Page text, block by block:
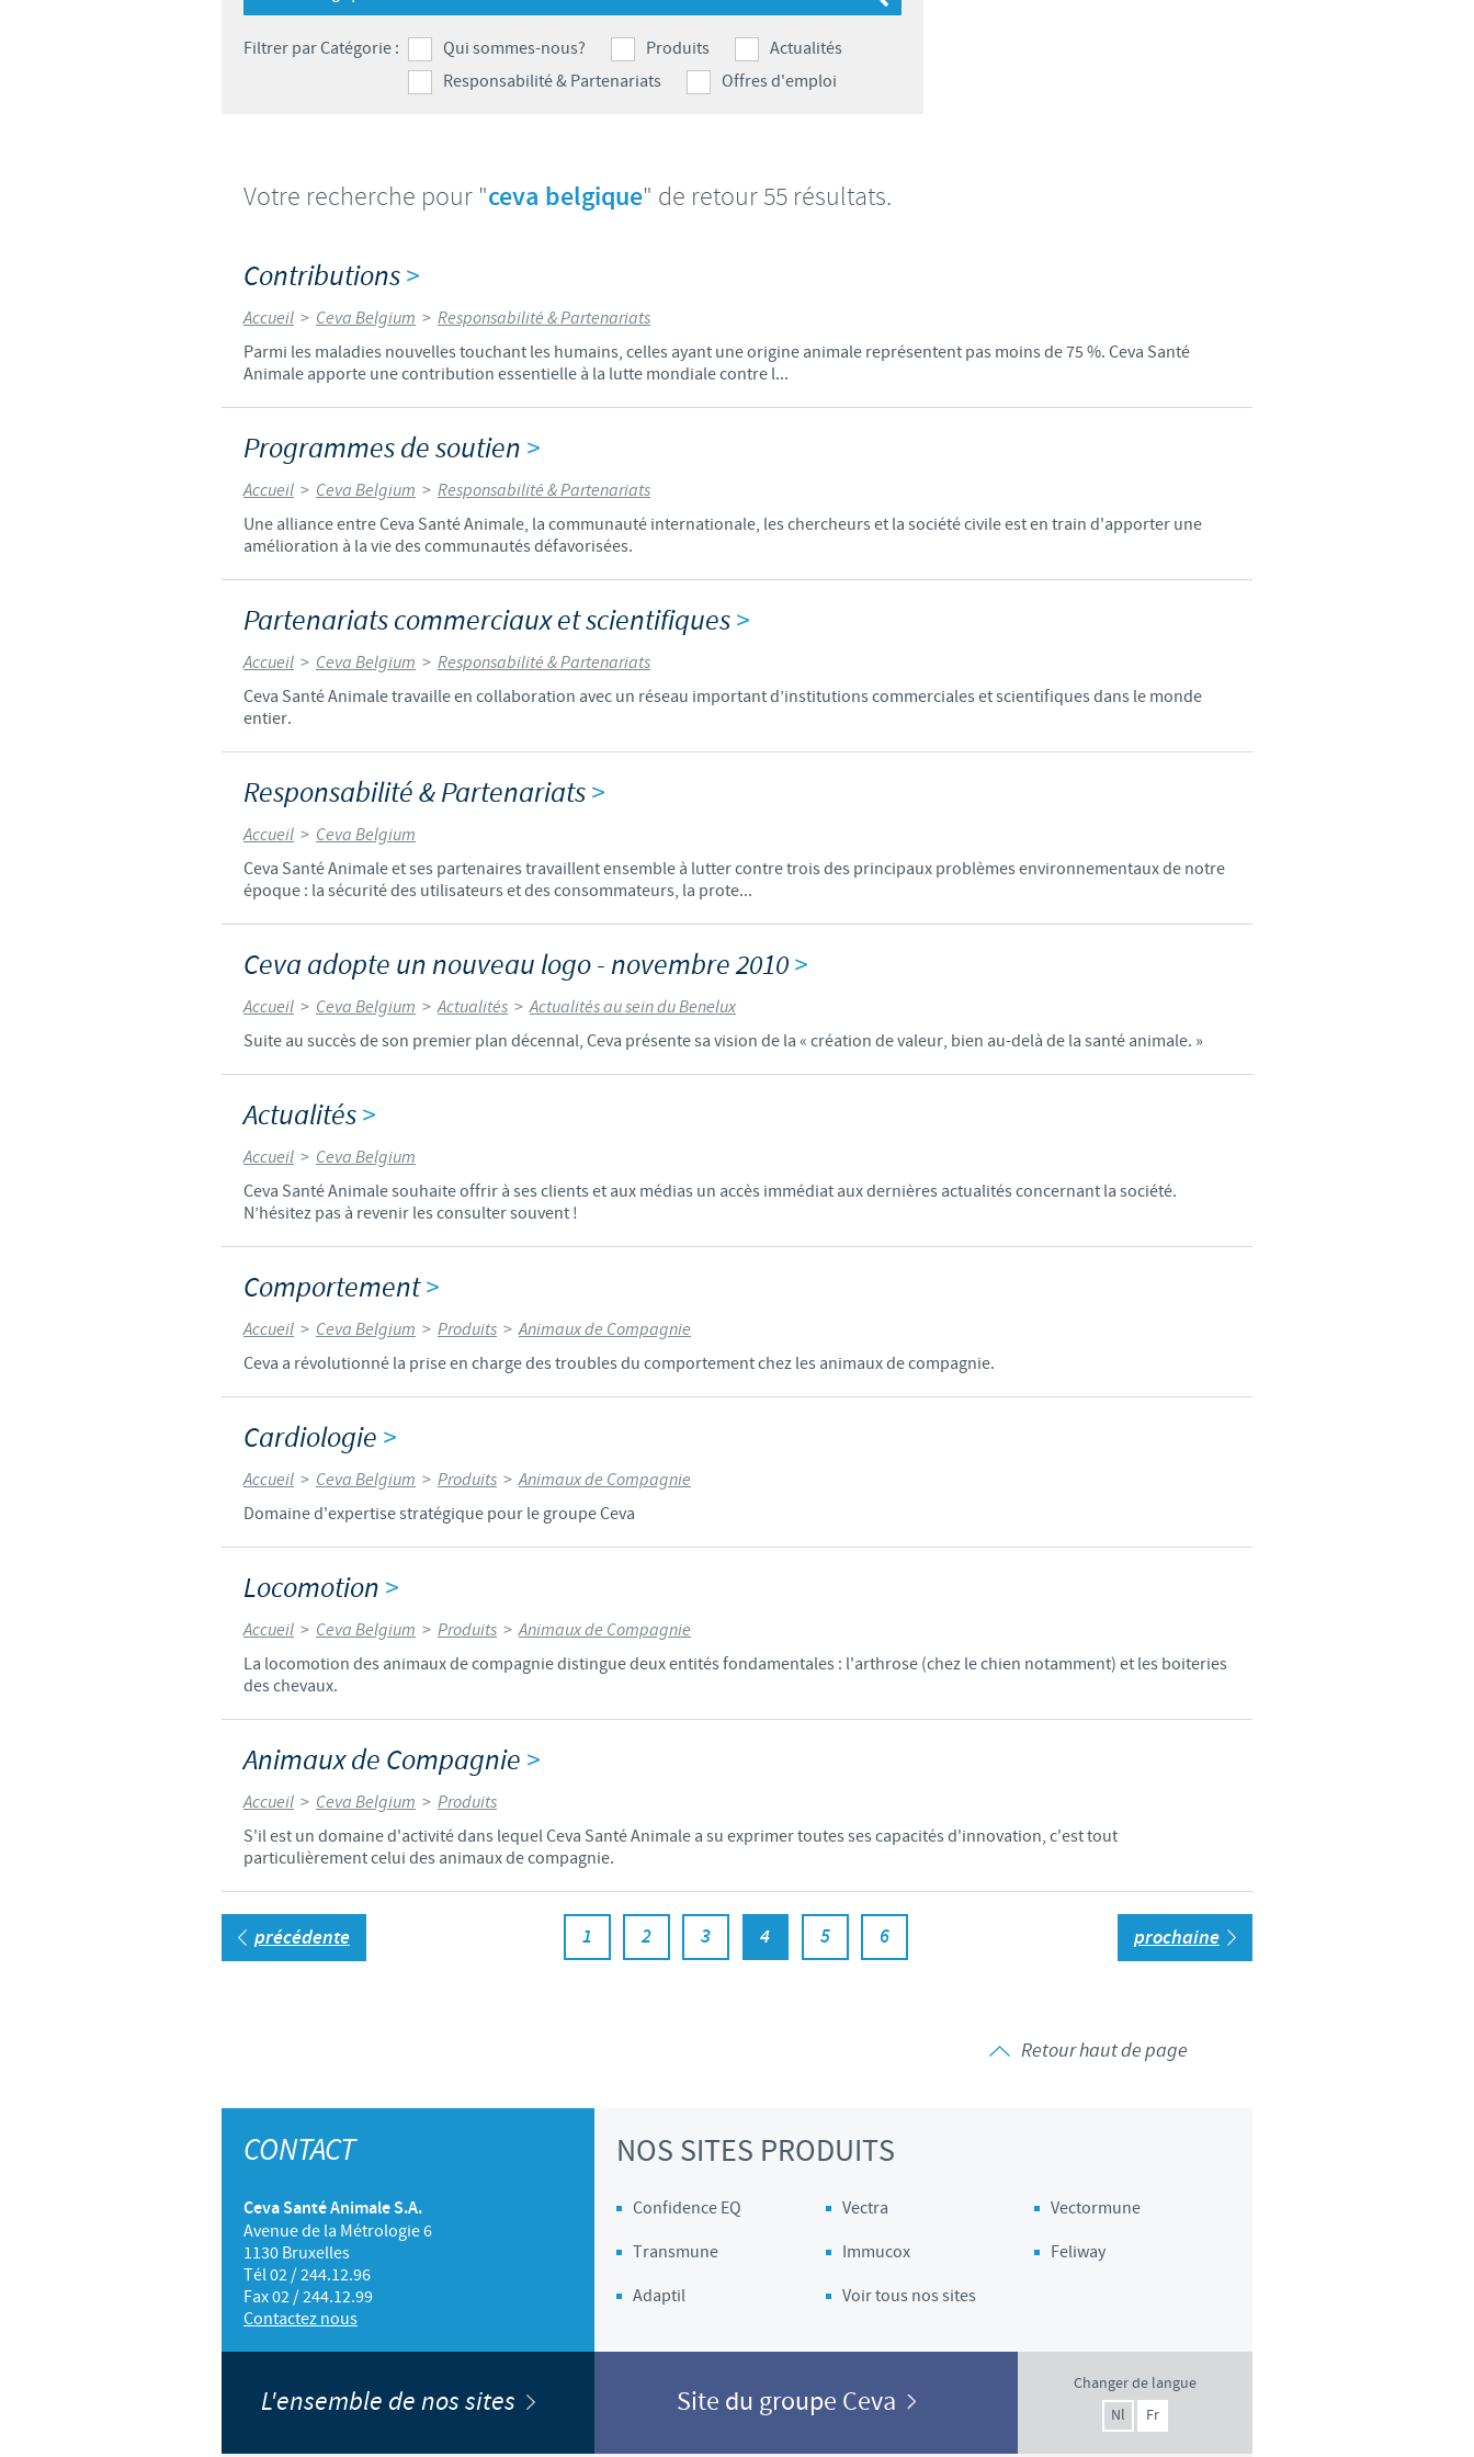
Bulgaria
Denmark
Egypt
Korea
Vous quittez le site pays pour accéder à un autre site du groupe.
Les contraintes réglementaires et les pratiques médicales varient d'un pays à un autre. En
conséquence, les informations disponibles du site sur lequel vous entrez pourraient ne pas être
Filtrer par Catégorie : Qui sommes-nous? Produits
Actualités
Responsabilité & Partenariats
Offres d'emploi
Votre recherche pour "ceva belgique" de retour 55 résultats.
Contributions>
Accueil > Ceva Belgium > Responsabilité & Partenariats
Parmi les maladies nouvelles touchant les humains, celles ayant une origine animale représentent pas moins de 75 %. Ceva Santé
Animale apporte une contribution essentielle à la lutte mondiale contre l...
Programmes de soutien >
Accueil > Ceva Belgium > Responsabilité & Partenariats
Une alliance entre Ceva Santé Animale, la communauté internationale, les chercheurs et la société civile est en train d'apporter une
amélioration à la vie des communautés défavorisées.
Partenariats commerciaux et scientifiques>
Accueil > Ceva Belgium > Responsabilité & Partenariats
Ceva Santé Animale travaille en collaboration avec un réseau important d’institutions commerciales et scientifiques dans le monde
entier.
Responsabilité & Partenariats>
Accueil > Ceva Belgium
Ceva Santé Animale et ses partenaires travaillent ensemble à lutter contre trois des principaux problèmes environnementaux de notre
époque : la sécurité des utilisateurs et des consommateurs, la prote...
Ceva adopte un nouveau logo - novembre 2010>
Accueil > Ceva Belgium > Actualités > Actualités au sein du Benelux
Suite au succès de son premier plan décennal, Ceva présente sa vision de la « création de valeur, bien au-delà de la santé animale. »
Actualités>
Accueil > Ceva Belgium
Ceva Santé Animale souhaite offrir à ses clients et aux médias un accès immédiat aux dernières actualités concernant la société.
N’hésitez pas à revenir les consulter souvent !
Comportement>
Accueil > Ceva Belgium > Produits > Animaux de Compagnie
Ceva a révolutionné la prise en charge des troubles du comportement chez les animaux de compagnie.
Cardiologie >
Accueil > Ceva Belgium > Produits > Animaux de Compagnie
Domaine d'expertise stratégique pour le groupe Ceva
Locomotion >
Accueil > Ceva Belgium > Produits > Animaux de Compagnie
La locomotion des animaux de compagnie distingue deux entités fondamentales : l'arthrose (chez le chien notamment) et les boiteries
des chevaux.
Animaux de Compagnie >
Accueil > Ceva Belgium > Produits
S'il est un domaine d'activité dans lequel Ceva Santé Animale a su exprimer toutes ses capacités d'innovation, c'est tout
particulièrement celui des animaux de compagnie.
précédente 1 2 3 4 5 6 prochaine
Retour haut de page
CONTACT
Ceva Santé Animale S.A.
Avenue de la Métrologie 6
1130 Bruxelles
Tél 02 / 244.12.96
Fax 02 / 244.12.99
Contactez nous
NOS SITES PRODUITS
Confidence EQ Vectra
Vectormune
Transmune
Immucox
Feliway
Adaptil
Voir tous nos sites
L'ensemble de nos sites Site du groupe Ceva
Changer de langue
Nl
Fr